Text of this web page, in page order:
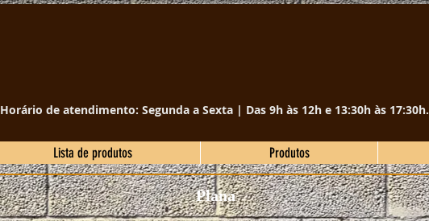
Horário de atendimento: Segunda a Sexta | Das 9h às 12h e 13:30h às 17:30h.
Lista de produtos Produtos
Plana